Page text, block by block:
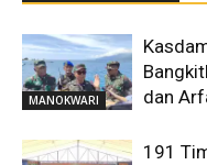
MANOKWARI
dan
191